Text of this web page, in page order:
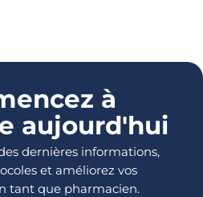
à
aujourd'hui
dernières informations,
et améliorez vos
tant que pharmacien.